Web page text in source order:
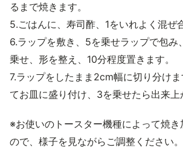
るまで焼きます。
5.ごはんに、寿司酢、1をいれよく混ぜ
6.ラップを敷き、5を乗せラップで包み
乗せ、形を整え、10分程度置きます。
7.ラップをしたまま2cm幅に切り分け
てお皿に盛り付け、3を乗せたら出来上
※お使いのトースター機種によって焼
ので、様子を見ながらご調整ください